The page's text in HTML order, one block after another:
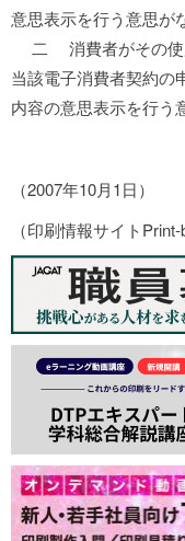
意思表示を行う意思が
二 消費者がその使
当該電子消費者契約の
内容の意思表示を行う
（2007年10月1日）
（印刷情報サイトPrint-